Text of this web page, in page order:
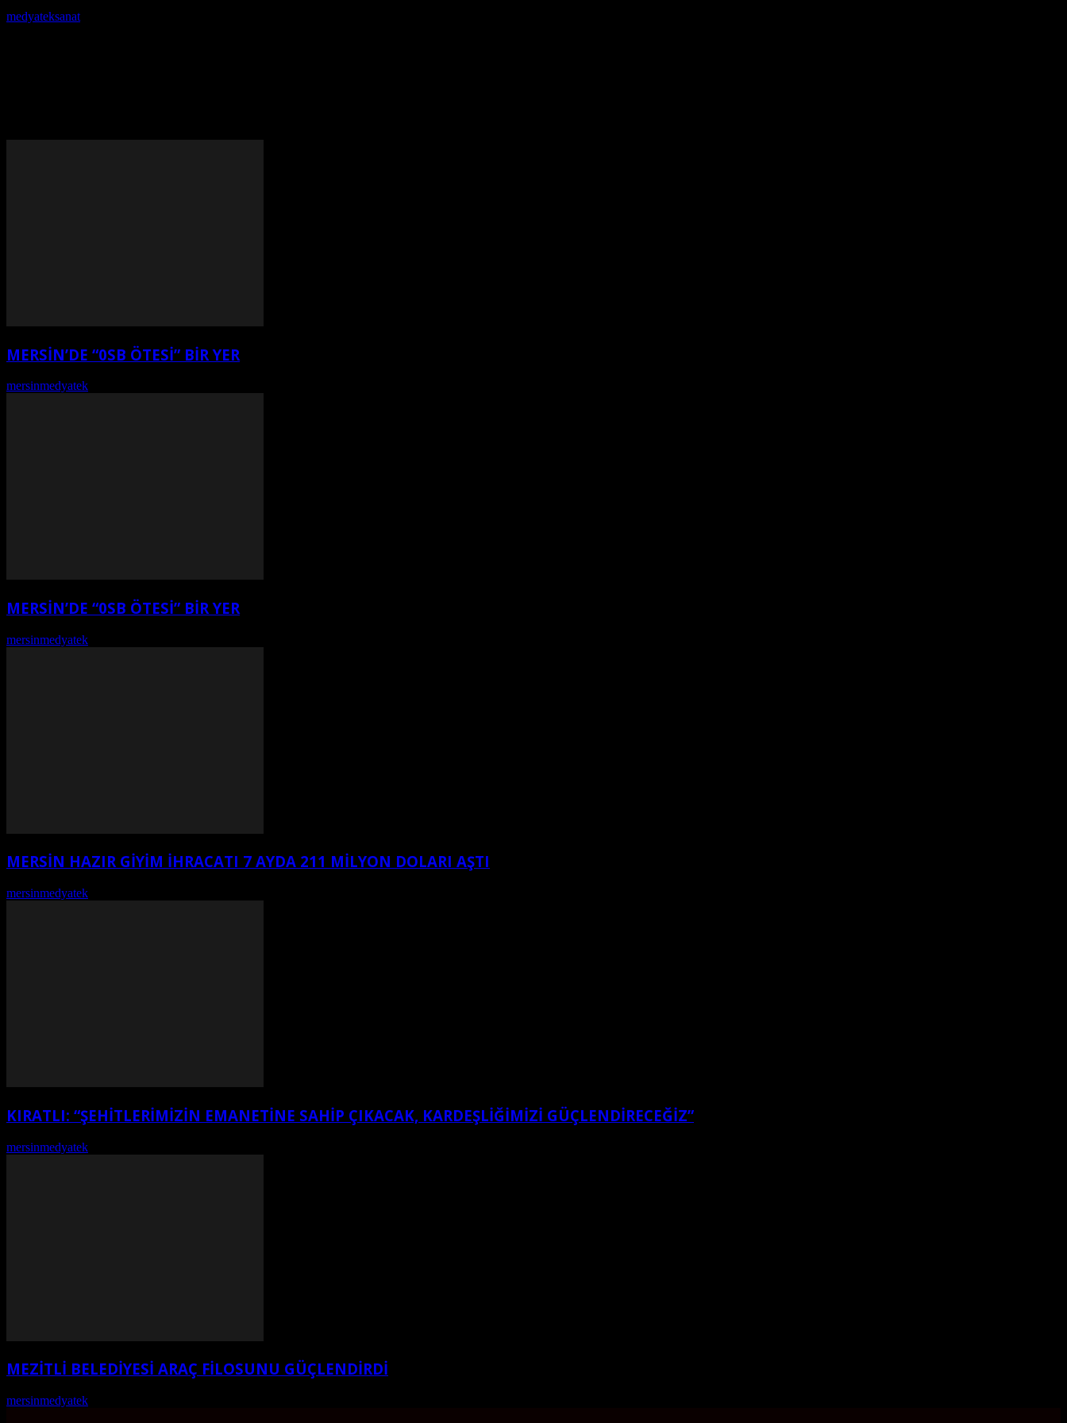
medyateksanat
MERSİN’DE “0SB ÖTESİ” BİR YER
mersinmedyatek
MERSİN’DE “0SB ÖTESİ” BİR YER
mersinmedyatek
MERSİN HAZIR GİYİM İHRACATI 7 AYDA 211 MİLYON DOLARI AŞTI
mersinmedyatek
KIRATLI: “ŞEHITLERIMIZIN EMANETINE SAHIP ÇIKACAK, KARDEŞLIĞIMIZI GÜÇLENDIRECEĞIZ”
mersinmedyatek
MEZİTLİ BELEDİYESİ ARAÇ FİLOSUNU GÜÇLENDİRDİ
mersinmedyatek